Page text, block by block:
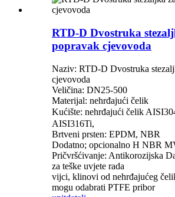
RTD-D Dvostruka
popravak cjevovoda
Naziv: RTD-D Dvostruka
cjevovoda
Veličina: DN25-500
Materijal: nehrđajući čelik
Kućište: nehrđajući čelik
AISI316Ti,
Brtveni prsten: EPDM, NBR
Dodatno; opcionalno H NBR
Pričvršćivanje: Antikorozijska
za teške uvjete rada
vijci, klinovi od nehrđajućeg
mogu odabrati PTFE pribor